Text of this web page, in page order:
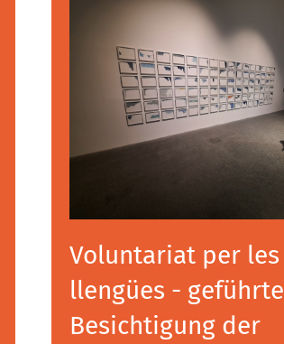
Voluntariat per les
llengües - geführte
Besichtigung der